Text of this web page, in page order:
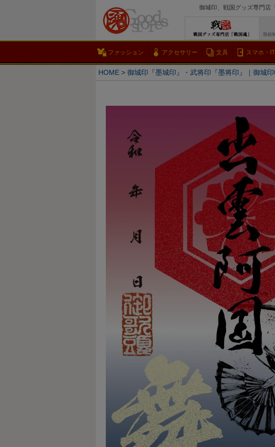
御城印、戦国グッズ専門店
ファッション アクセサリー 文具 スマホ・IT
HOME 御城印『墨城印』・武将印『墨将印』｜御城